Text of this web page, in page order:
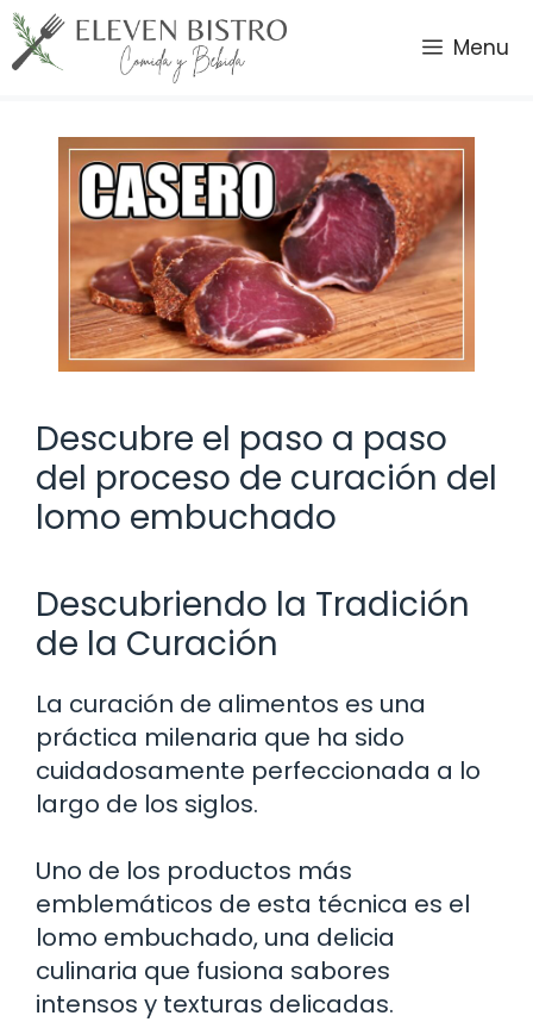
Saltar
al
contenido
Menu
Descubre el paso a paso
del proceso de curación del
lomo embuchado
Descubriendo la Tradición
de la Curación
La curación de alimentos es una
práctica milenaria que ha sido
cuidadosamente perfeccionada a lo
largo de los siglos.
Uno de los productos más
emblemáticos de esta técnica es el
lomo embuchado, una delicia
culinaria que fusiona sabores
intensos y texturas delicadas.